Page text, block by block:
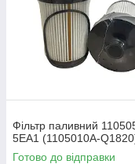
Фільтр паливний
5EA1 (1105010A-
Готово до відправки